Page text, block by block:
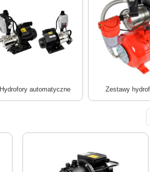
Hydrofory automatyczne Zestawy